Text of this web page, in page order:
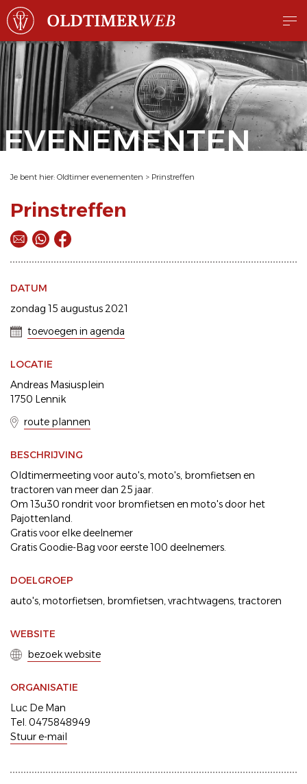
EVENEMENTEN
Je bent hier: Oldtimer evenementen > Prinstreffen
Prinstreffen
DATUM
zondag 15 augustus 2021
toevoegen in agenda
LOCATIE
Andreas Masiusplein
1750 Lennik
route plannen
BESCHRIJVING
Oldtimermeeting voor auto's, moto's, bromfietsen en
tractoren van meer dan 25 jaar.
Om 13u30 rondrit voor bromfietsen en moto's door het
Pajottenland.
Gratis voor elke deelnemer
Gratis Goodie-Bag voor eerste 100 deelnemers.
DOELGROEP
auto's motorfietsen bromfietsen vrachtwagens tractoren
WEBSITE
bezoek website
ORGANISATIE
Luc De Man
Tel. 0475848949
Stuur e-mail